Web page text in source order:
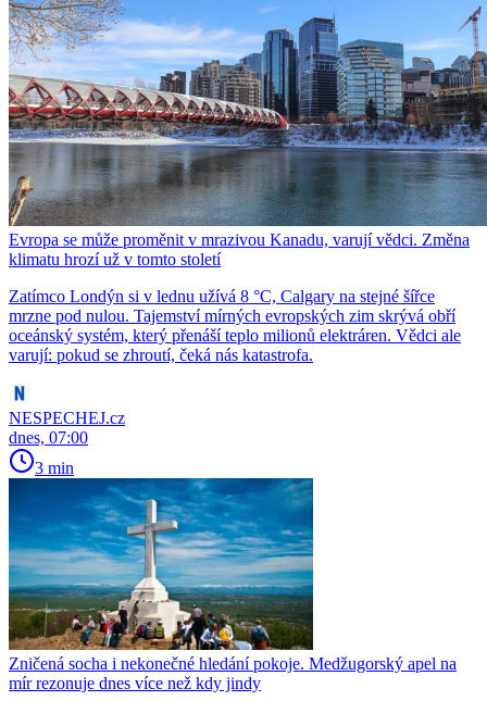
Evropa se může proměnit v mrazivou Kanadu, varují vědci. Změna
klimatu hrozí už v tomto století
Zatímco Londýn si v lednu užívá 8 °C, Calgary na stejné šířce
mrzne pod nulou. Tajemství mírných evropských zim skrývá obří
oceánský systém, který přenáší teplo milionů elektráren. Vědci ale
varují: pokud se zhroutí, čeká nás katastrofa.
NESPECHEJ.cz
dnes, 07:00
3 min
Zničená socha i nekonečné hledání pokoje. Medžugorský apel na
mír rezonuje dnes více než kdy jindy